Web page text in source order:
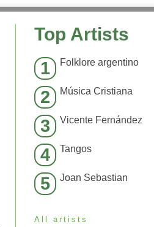
Top Artists
1 Folklore argentino
2 Música Cristiana
3 Vicente Fernández
4 Tangos
5 Joan Sebastian
All artists